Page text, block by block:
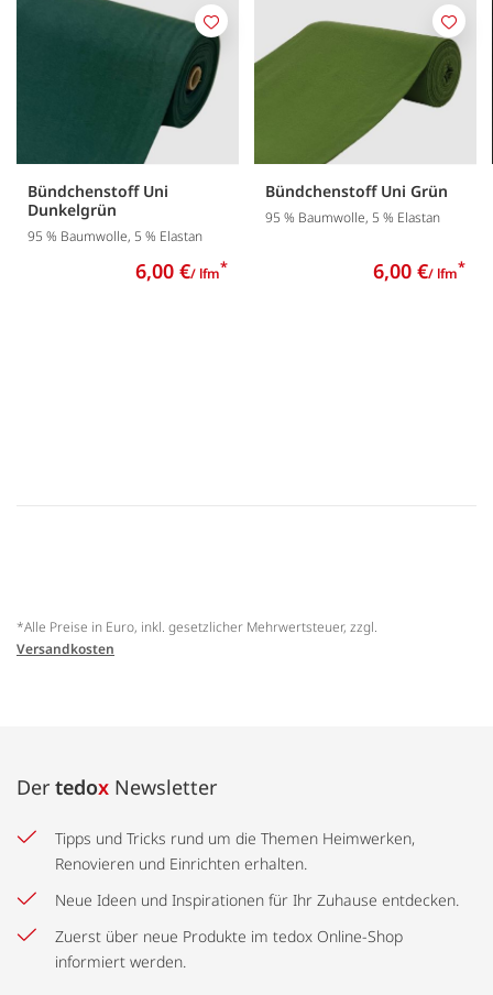
Bündchenstoff Uni
Dunkelgrün
95 % Baumwolle, 5 % Elastan
6,00 €/ lfm*
Merken
Bündchenstoff Uni Grün
95 % Baumwolle, 5 % Elastan
6,00 €/ lfm*
*Alle Preise in Euro, inkl. gesetzlicher Mehrwertsteuer, zzgl.
Versandkosten
Der tedox Newsletter
Tipps und Tricks rund um die Themen Heimwerken,
Renovieren und Einrichten erhalten.
Neue Ideen und Inspirationen für Ihr Zuhause entdecken.
Zuerst über neue Produkte im tedox Online-Shop
informiert werden.